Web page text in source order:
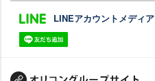
LINEアカウントメディア